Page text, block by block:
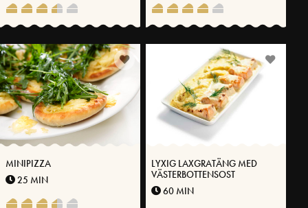
MINIPIZZA
25 MIN
LYXIG LAXGRATÄNG MED
VÄSTERBOTTENSOST
60 MIN